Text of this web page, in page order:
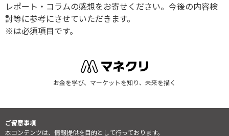
レポート・コラムの感想をお寄せください。今後の内容検
討等に参考にさせていただきます。
※は必須項目です。
お金を学び、マーケットを知り、未来を描く
ご留意事項
本コンテンツは、情報提供を目的として行っております。